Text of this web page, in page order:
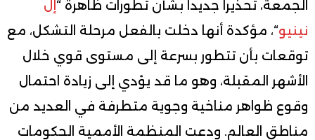
الجمعة، تحذيرا جديدا بشأن تطورات ظاهرة “ إل
نينيو“، مؤكدة أنها دخلت بالفعل مرحلة التشكل، مع
توقعات بأن تتطور بسرعة إلى مستوى قوي خلال
الأشهر المقبلة، وهو ما قد يؤدي إلى زيادة احتمال
وقوع ظواهر مناخية وجوية متطرفة في العديد من
مناطق العالم. ودعت المنظمة الأممية الحكومات